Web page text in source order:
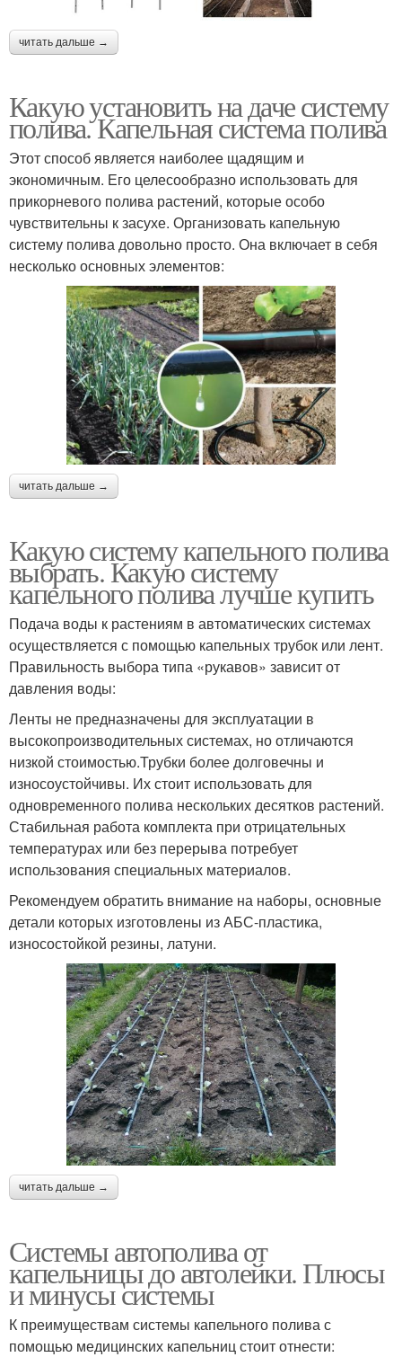
читать дальше →
Какую установить на даче систему
полива. Капельная система полива
Этот способ является наиболее щадящим и
экономичным. Его целесообразно использовать для
прикорневого полива растений, которые особо
чувствительны к засухе. Организовать капельную
систему полива довольно просто. Она включает в себя
несколько основных элементов:
читать дальше →
Какую систему капельного полива
выбрать. Какую систему
капельного полива лучше купить
Подача воды к растениям в автоматических системах
осуществляется с помощью капельных трубок или лент.
Правильность выбора типа «рукавов» зависит от
давления воды:
Ленты не предназначены для эксплуатации в
высокопроизводительных системах, но отличаются
низкой стоимостью.Трубки более долговечны и
износоустойчивы. Их стоит использовать для
одновременного полива нескольких десятков растений.
Стабильная работа комплекта при отрицательных
температурах или без перерыва потребует
использования специальных материалов.
Рекомендуем обратить внимание на наборы, основные
детали которых изготовлены из АБС-пластика,
износостойкой резины, латуни.
читать дальше →
Системы автополива от
капельницы до автолейки. Плюсы
и минусы системы
К преимуществам системы капельного полива с
помощью медицинских капельниц стоит отнести: